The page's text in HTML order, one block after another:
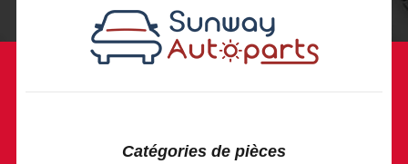
Catégories de pièces